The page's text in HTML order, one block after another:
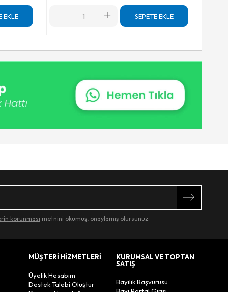
EKLE SEPETE EKLE
korunması metnini okumuş, onaylamış olursunuz.
MÜŞTERİ HİZMETLERİ
Üyelik Hesabım
Destek Talebi Oluştur
KURUMSAL VE TOPTAN
SATIŞ
Bayilik Başvurusu